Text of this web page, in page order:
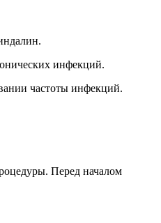
инфекций.
частоты инфекций.
Перед началом